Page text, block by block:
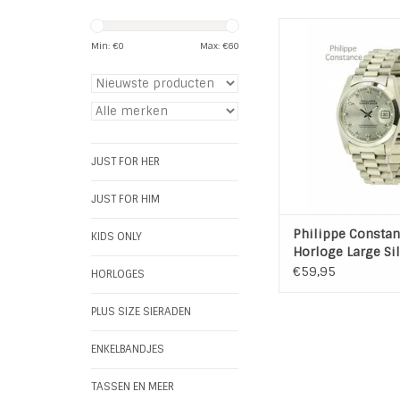
Min: €0 Max: €60
JUST FOR HER
JUST FOR HIM
KIDS ONLY
HORLOGES
PLUS SIZE SIERADEN
ENKELBANDJES
TASSEN EN MEER
dames horloge.
Constance horloges
roestvrijstaal,
hoogwaardige
Weergave datum,
kwaliteit, Tijdloos
De band kan
Breedte bandje
Philippe
Horloge Large
Stones Silver
€59,95